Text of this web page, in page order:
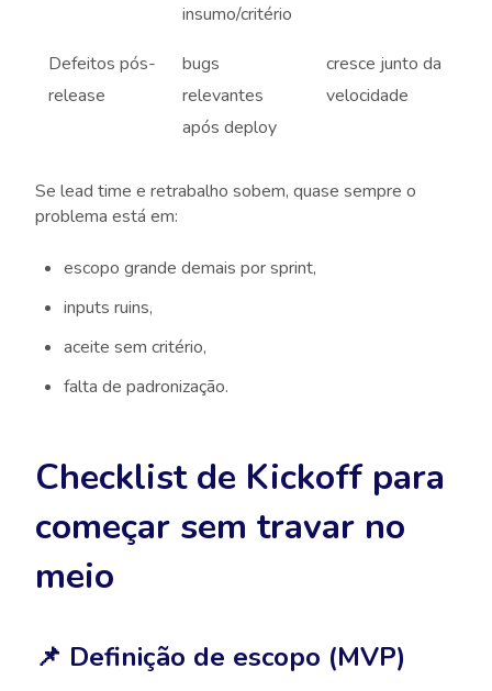
insumo/critério
Defeitos pós-
release
bugs
relevantes
após deploy
cresce junto da
velocidade
Se lead time e retrabalho sobem, quase sempre o
problema está em:
escopo grande demais por sprint,
inputs ruins,
aceite sem critério,
falta de padronização.
Checklist de Kickoff para
começar sem travar no
meio
📌 Definição de escopo (MVP)